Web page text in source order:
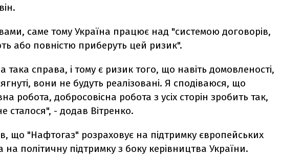
саме тому Україна працює над "системою договорів,
або повністю приберуть цей ризик".
така справа, і тому є ризик того, що навіть домовленості,
вони не будуть реалізовані. Я сподіваюся, що
робота, добросовісна робота з усіх сторін зробить так,
сталося", - додав Вітренко.
що "Нафтогаз" розраховує на підтримку європейських
на політичну підтримку з боку керівництва України.